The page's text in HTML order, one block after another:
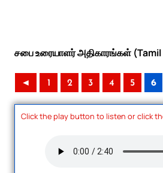
சபை உரையாளர் அதிகாரங்கள் (Tamil
◄ 1 2 3 4 5 6
Click the play button to listen or click